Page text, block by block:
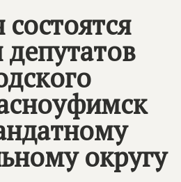
состоятся
округу